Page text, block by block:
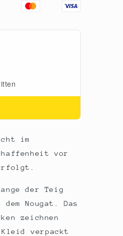
im
vor
der Teig
Nougat. Das
zeichnen
verpackt